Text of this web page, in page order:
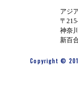
アジ
〒
神奈
新百
Copyright ©